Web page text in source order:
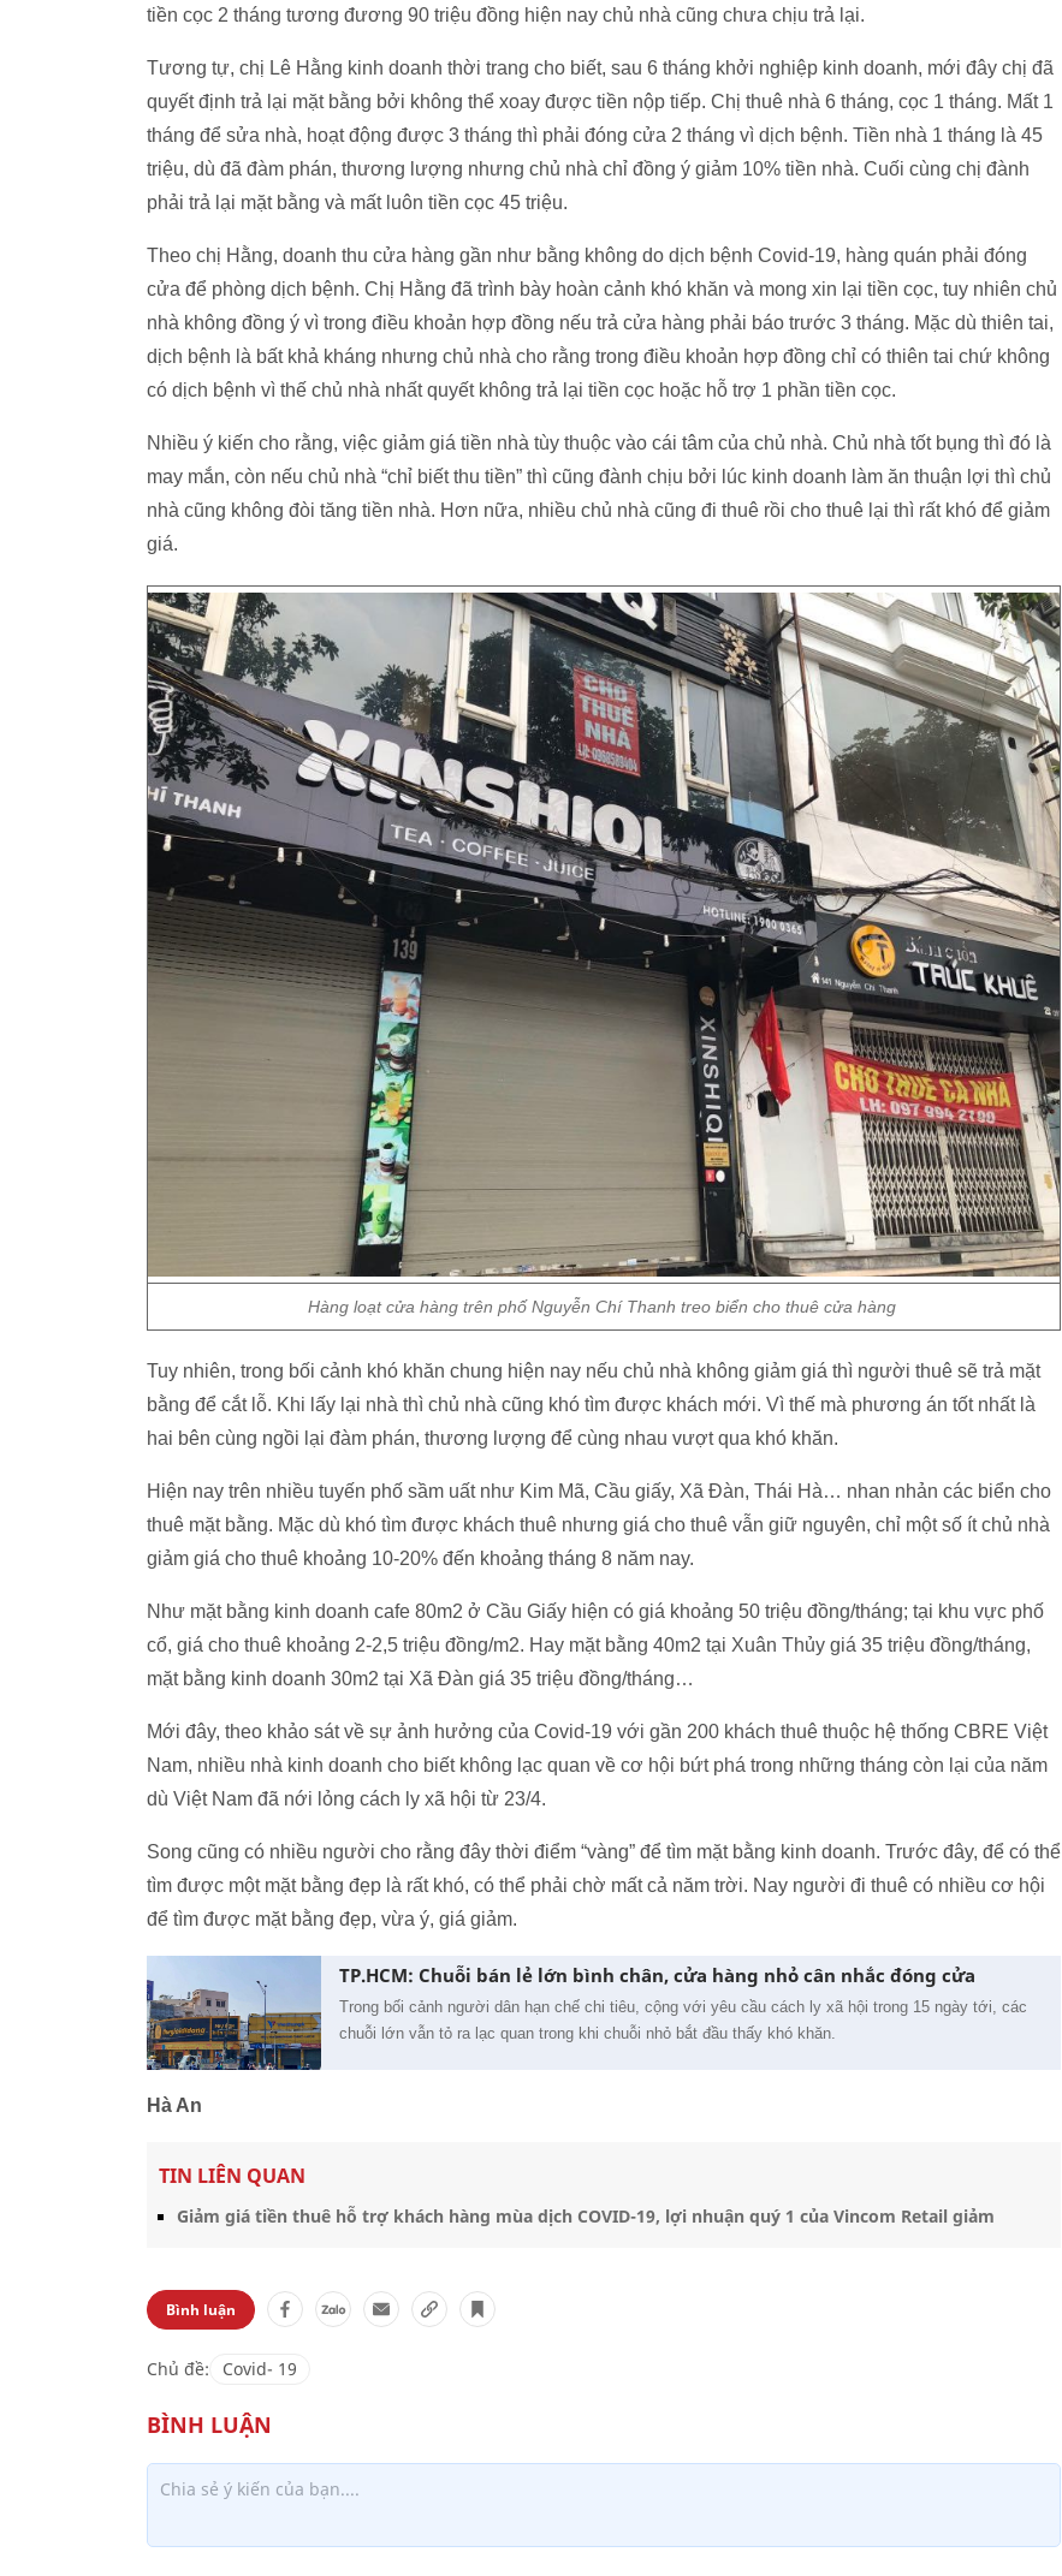
tiền cọc 2 tháng tương đương 90 triệu đồng hiện nay chủ nhà cũng chưa chịu trả lại.
Tương tự, chị Lê Hằng kinh doanh thời trang cho biết, sau 6 tháng khởi nghiệp kinh doanh, mới đây chị đã
quyết định trả lại mặt bằng bởi không thể xoay được tiền nộp tiếp. Chị thuê nhà 6 tháng, cọc 1 tháng. Mất 1
tháng để sửa nhà, hoạt động được 3 tháng thì phải đóng cửa 2 tháng vì dịch bệnh. Tiền nhà 1 tháng là 45
triệu, dù đã đàm phán, thương lượng nhưng chủ nhà chỉ đồng ý giảm 10% tiền nhà. Cuối cùng chị đành
phải trả lại mặt bằng và mất luôn tiền cọc 45 triệu.
Theo chị Hằng, doanh thu cửa hàng gần như bằng không do dịch bệnh Covid-19, hàng quán phải đóng
cửa để phòng dịch bệnh. Chị Hằng đã trình bày hoàn cảnh khó khăn và mong xin lại tiền cọc, tuy nhiên chủ
nhà không đồng ý vì trong điều khoản hợp đồng nếu trả cửa hàng phải báo trước 3 tháng. Mặc dù thiên tai,
dịch bệnh là bất khả kháng nhưng chủ nhà cho rằng trong điều khoản hợp đồng chỉ có thiên tai chứ không
có dịch bệnh vì thế chủ nhà nhất quyết không trả lại tiền cọc hoặc hỗ trợ 1 phần tiền cọc.
Nhiều ý kiến cho rằng, việc giảm giá tiền nhà tùy thuộc vào cái tâm của chủ nhà. Chủ nhà tốt bụng thì đó là
may mắn, còn nếu chủ nhà “chỉ biết thu tiền” thì cũng đành chịu bởi lúc kinh doanh làm ăn thuận lợi thì chủ
nhà cũng không đòi tăng tiền nhà. Hơn nữa, nhiều chủ nhà cũng đi thuê rồi cho thuê lại thì rất khó để giảm
giá.
Hàng loạt cửa hàng trên phố Nguyễn Chí Thanh treo biển cho thuê cửa hàng
Tuy nhiên, trong bối cảnh khó khăn chung hiện nay nếu chủ nhà không giảm giá thì người thuê sẽ trả mặt
bằng để cắt lỗ. Khi lấy lại nhà thì chủ nhà cũng khó tìm được khách mới. Vì thế mà phương án tốt nhất là
hai bên cùng ngồi lại đàm phán, thương lượng để cùng nhau vượt qua khó khăn.
Hiện nay trên nhiều tuyến phố sầm uất như Kim Mã, Cầu giấy, Xã Đàn, Thái Hà… nhan nhản các biển cho
thuê mặt bằng. Mặc dù khó tìm được khách thuê nhưng giá cho thuê vẫn giữ nguyên, chỉ một số ít chủ nhà
giảm giá cho thuê khoảng 10-20% đến khoảng tháng 8 năm nay.
Như mặt bằng kinh doanh cafe 80m2 ở Cầu Giấy hiện có giá khoảng 50 triệu đồng/tháng; tại khu vực phố
cổ, giá cho thuê khoảng 2-2,5 triệu đồng/m2. Hay mặt bằng 40m2 tại Xuân Thủy giá 35 triệu đồng/tháng,
mặt bằng kinh doanh 30m2 tại Xã Đàn giá 35 triệu đồng/tháng…
Mới đây, theo khảo sát về sự ảnh hưởng của Covid-19 với gần 200 khách thuê thuộc hệ thống CBRE Việt
Nam, nhiều nhà kinh doanh cho biết không lạc quan về cơ hội bứt phá trong những tháng còn lại của năm
dù Việt Nam đã nới lỏng cách ly xã hội từ 23/4.
Song cũng có nhiều người cho rằng đây thời điểm “vàng” để tìm mặt bằng kinh doanh. Trước đây, để có thể
tìm được một mặt bằng đẹp là rất khó, có thể phải chờ mất cả năm trời. Nay người đi thuê có nhiều cơ hội
để tìm được mặt bằng đẹp, vừa ý, giá giảm.
TP.HCM: Chuỗi bán lẻ lớn bình chân, cửa hàng nhỏ cân nhắc đóng cửa
Trong bối cảnh người dân hạn chế chi tiêu, cộng với yêu cầu cách ly xã hội trong 15 ngày tới, các
chuỗi lớn vẫn tỏ ra lạc quan trong khi chuỗi nhỏ bắt đầu thấy khó khăn.
Hà An
TIN LIÊN QUAN
Giảm giá tiền thuê hỗ trợ khách hàng mùa dịch COVID-19, lợi nhuận quý 1 của Vincom Retail giảm
Bình luận
Chủ đề: Covid- 19